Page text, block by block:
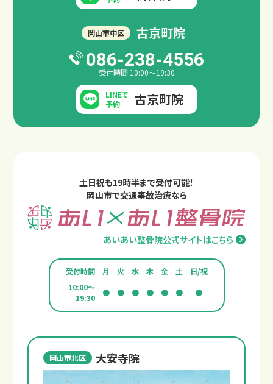
岡山市中区 古京町院
086-238-4556
受付時間 10:00～19:30
LINEで
予約
古京町院
土日祝も19時半まで受付可能！
岡山市で交通事故治療なら
あいあい整骨院公式サイトはこちら
受付時間 月 火 水 木 金 土
日/祝
10:00～
19:30
● ● ● ● ● ● ●
岡山市北区 大安寺院